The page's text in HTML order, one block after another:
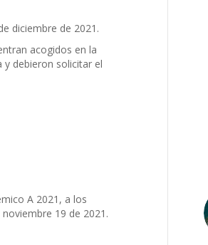
diciembre de 2021.
acogidos en la
y debieron solicitar el
A 2021, a los
19 de 2021.